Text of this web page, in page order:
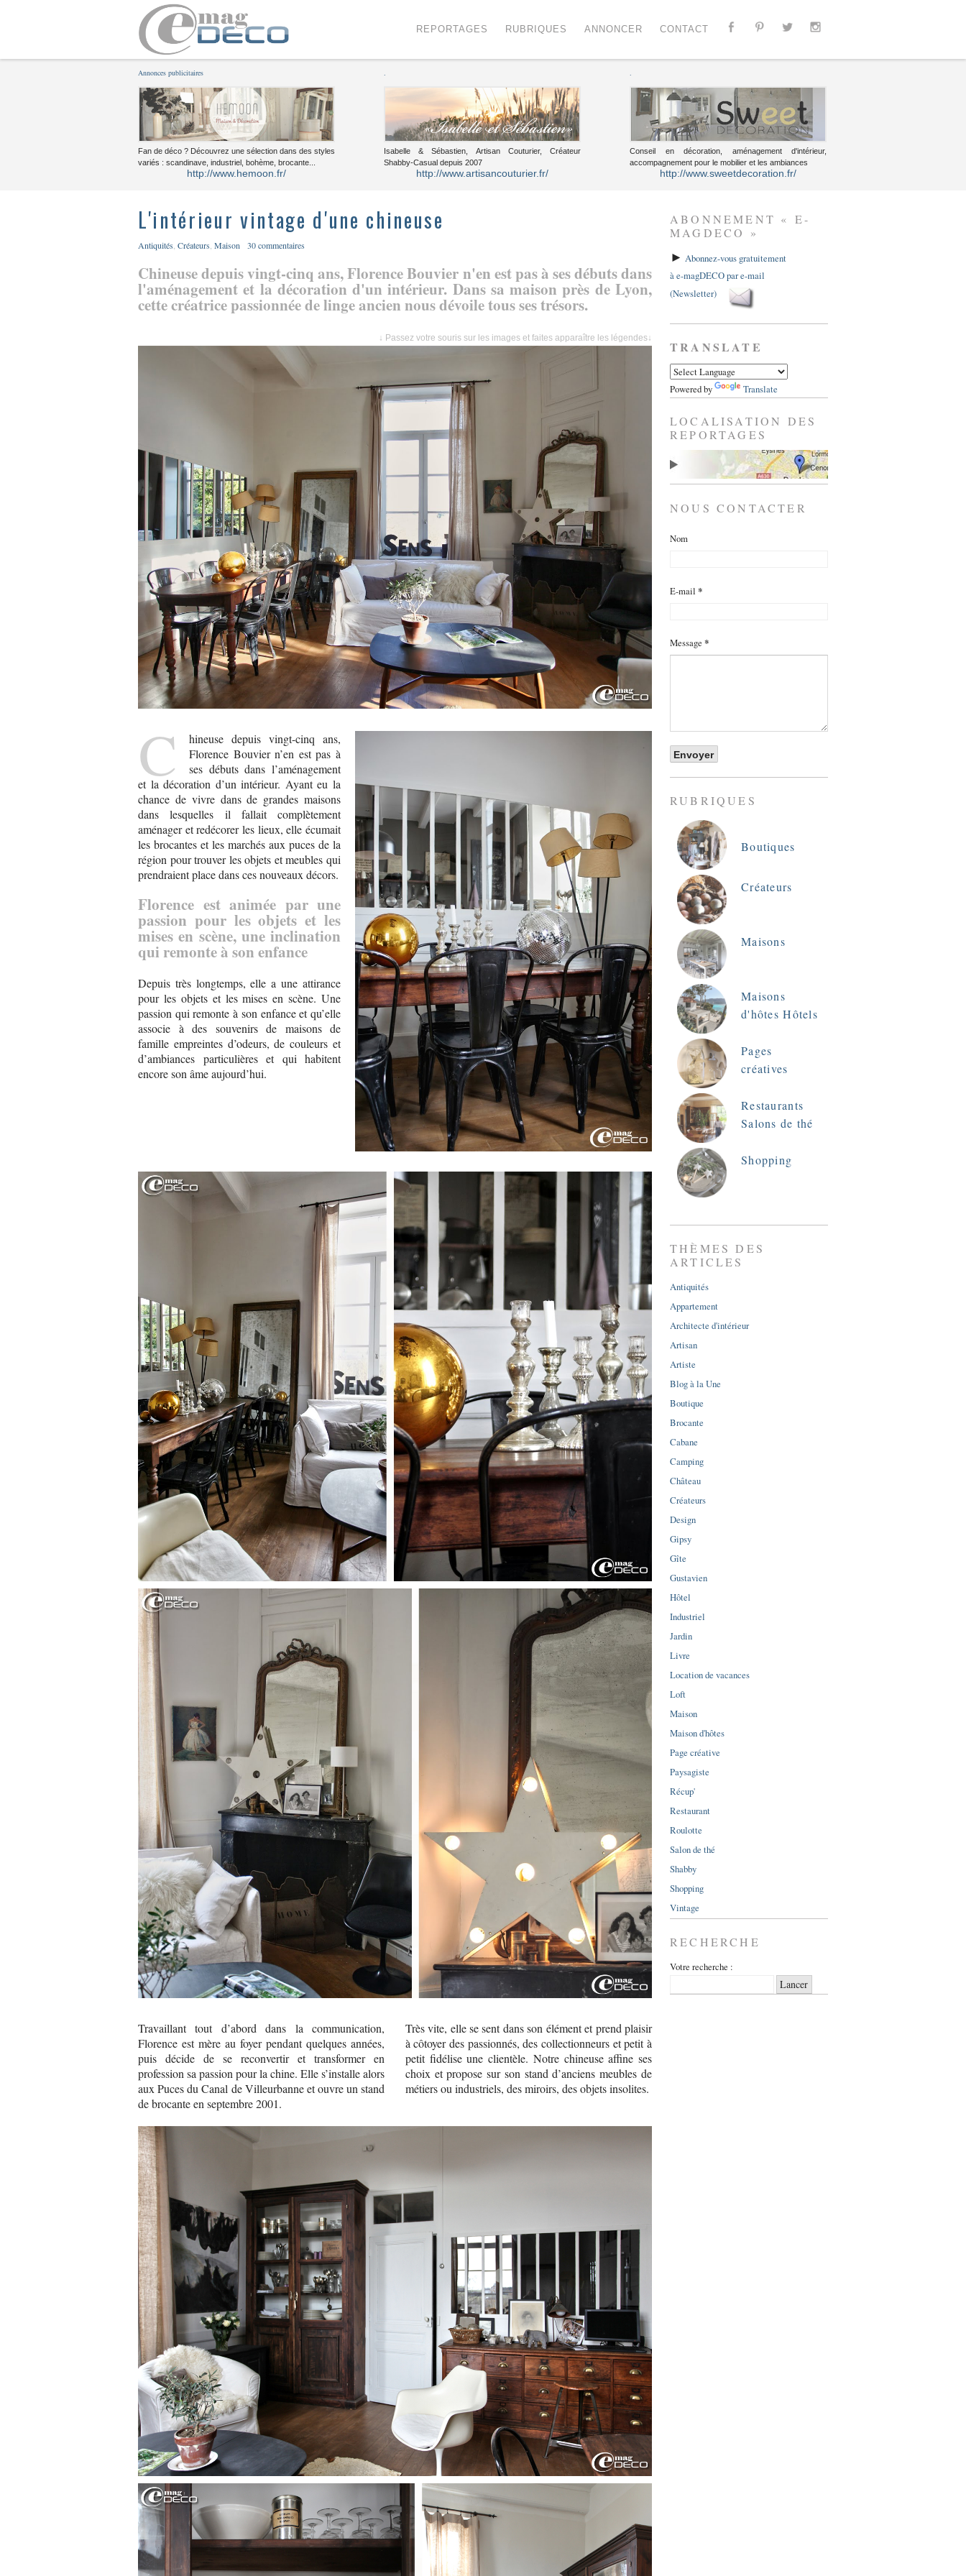
REPORTAGES RUBRIQUES ANNONCER CONTACT
Annonces publicitaires
Fan de déco ? Découvrez une sélection dans des styles
variés : scandinave, industriel, bohème, brocante...
http://www.hemoon.fr/
Isabelle & Sébastien, Artisan Couturier, Créateur
Shabby-Casual depuis 2007
http://www.artisancouturier.fr/
Conseil en décoration, aménagement d'intérieur,
accompagnement pour le mobilier et les ambiances
http://www.sweetdecoration.fr/
L'intérieur vintage d'une chineuse
Antiquités Créateurs Maison 30 commentaires
Chineuse depuis vingt-cinq ans, Florence Bouvier n'en est pas à ses débuts dans
l'aménagement et la décoration d'un intérieur. Dans sa maison près de Lyon,
cette créatrice passionnée de linge ancien nous dévoile tous ses trésors.
↓ Passez votre souris sur les images et faites apparaître les légendes↓
C
hineuse depuis vingt-cinq ans,
Florence Bouvier n’en est pas à
ses débuts dans l’aménagement
et la décoration d’un intérieur. Ayant eu la
chance de vivre dans de grandes maisons
dans lesquelles il fallait complètement
aménager et redécorer les lieux, elle écumait
les brocantes et les marchés aux puces de la
région pour trouver les objets et meubles qui
prendraient place dans ces nouveaux décors.
Florence est animée par une
passion pour les objets et les
mises en scène, une inclination
qui remonte à son enfance
Depuis très longtemps, elle a une attirance
pour les objets et les mises en scène. Une
passion qui remonte à son enfance et qu’elle
associe à des souvenirs de maisons de
famille empreintes d’odeurs, de couleurs et
d’ambiances particulières et qui habitent
encore son âme aujourd’hui.
Travaillant tout d’abord dans la communication,
Florence est mère au foyer pendant quelques années,
puis décide de se reconvertir et transformer en
profession sa passion pour la chine. Elle s’installe alors
aux Puces du Canal de Villeurbanne et ouvre un stand
de brocante en septembre 2001.
Très vite, elle se sent dans son élément et prend plaisir
à côtoyer des passionnés, des collectionneurs et petit à
petit fidélise une clientèle. Notre chineuse affine ses
choix et propose sur son stand d’anciens meubles de
métiers ou industriels, des miroirs, des objets insolites.
ABONNEMENT « E-
MAGDECO »
► Abonnez-vous gratuitement
à e-magDECO par e-mail
(Newsletter)
TRANSLATE
Powered by Translate
LOCALISATION DES
REPORTAGES
NOUS CONTACTER
Nom
E-mail *
Message *
RUBRIQUES
Boutiques
Créateurs
Maisons
Maisons
d'hôtes Hôtels
Pages
créatives
Restaurants
Salons de thé
Shopping
THÈMES DES
ARTICLES
Antiquités
Appartement
Architecte d'intérieur
Artisan
Artiste
Blog à la Une
Boutique
Brocante
Cabane
Camping
Château
Créateurs
Design
Gipsy
Gîte
Gustavien
Hôtel
Industriel
Jardin
Livre
Location de vacances
Loft
Maison
Maison d'hôtes
Page créative
Paysagiste
Récup'
Restaurant
Roulotte
Salon de thé
Shabby
Shopping
Vintage
RECHERCHE
Votre recherche :